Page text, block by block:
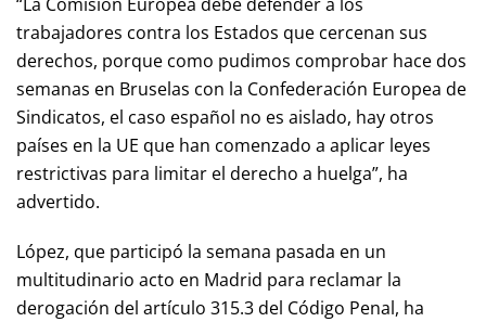
trabajadores contra los Estados que cercenan sus
derechos, porque como pudimos comprobar hace dos
semanas en Bruselas con la Confederación Europea de
Sindicatos, el caso español no es aislado, hay otros
países en la UE que han comenzado a aplicar leyes
restrictivas para limitar el derecho a huelga”, ha
advertido.
López, que participó la semana pasada en un
multitudinario acto en Madrid para reclamar la
derogación del artículo 315.3 del Código Penal, ha